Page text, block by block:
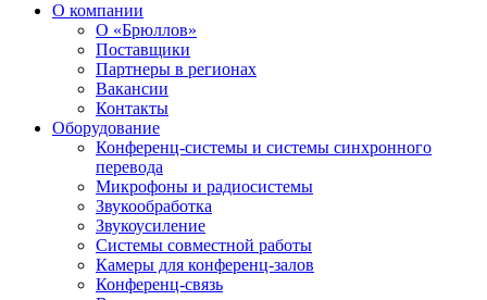
О компании
О «Брюллов»
Поставщики
Партнеры в регионах
Вакансии
Контакты
Оборудование
Конференц-системы и системы синхронного
перевода
Микрофоны и радиосистемы
Звукообработка
Звукоусиление
Системы совместной работы
Камеры для конференц-залов
Конференц-связь